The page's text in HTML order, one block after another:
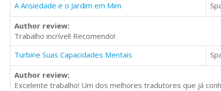
A Ansiedade e o Jardim em Mim
Author review:
Trabalho incrível! Recomendo!
Turbine Suas Capacidades Mentais
Author review:
Excelente trabalho! Um dos melhores tradutores que já